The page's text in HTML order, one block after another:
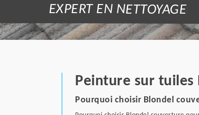
EXPERT EN NETTOYAGE
Peinture sur tuiles
Pourquoi choisir Blondel